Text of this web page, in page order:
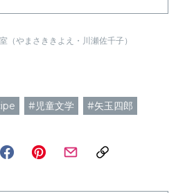
（やまさききよえ・川瀬佐千子）
#児童文学 #矢玉四郎